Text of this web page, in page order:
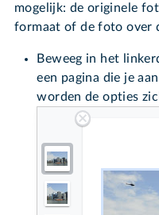
mogelijk: de originele
formaat of de foto over
Beweeg in het
een pagina die je
worden de opties